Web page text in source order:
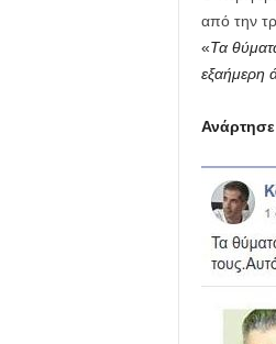
από την
«Τα
εξαήμερη